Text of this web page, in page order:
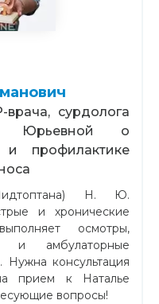
сурдолога
Юрьевной о
и профилактике
Н. Ю.
и хронические
осмотры,
и амбулаторные
Нужна консультация
прием к Наталье
вопросы!